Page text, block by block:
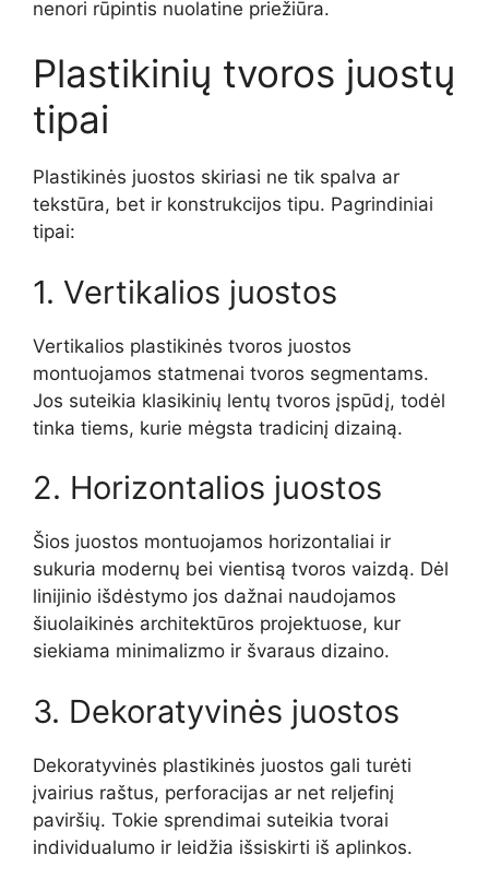
nenori rūpintis nuolatine priežiūra.
Plastikinių tvoros juostų
tipai
Plastikinės juostos skiriasi ne tik spalva ar
tekstūra, bet ir konstrukcijos tipu. Pagrindiniai
tipai:
1. Vertikalios juostos
Vertikalios plastikinės tvoros juostos
montuojamos statmenai tvoros segmentams.
Jos suteikia klasikinių lentų tvoros įspūdį, todėl
tinka tiems, kurie mėgsta tradicinį dizainą.
2. Horizontalios juostos
Šios juostos montuojamos horizontaliai ir
sukuria modernų bei vientisą tvoros vaizdą. Dėl
linijinio išdėstymo jos dažnai naudojamos
šiuolaikinės architektūros projektuose, kur
siekiama minimalizmo ir švaraus dizaino.
3. Dekoratyvinės juostos
Dekoratyvinės plastikinės juostos gali turėti
įvairius raštus, perforacijas ar net reljefinį
paviršių. Tokie sprendimai suteikia tvorai
individualumo ir leidžia išsiskirti iš aplinkos.